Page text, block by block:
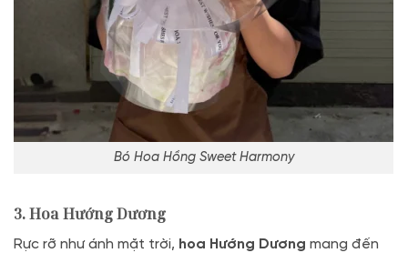
Bó Hoa Hồng Sweet Harmony
3. Hoa Hướng Dương
Rực rỡ như ánh mặt trời, hoa Hướng Dương mang đến